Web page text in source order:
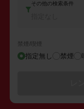
その他の検索条件
禁煙/喫煙
指定無し 禁煙